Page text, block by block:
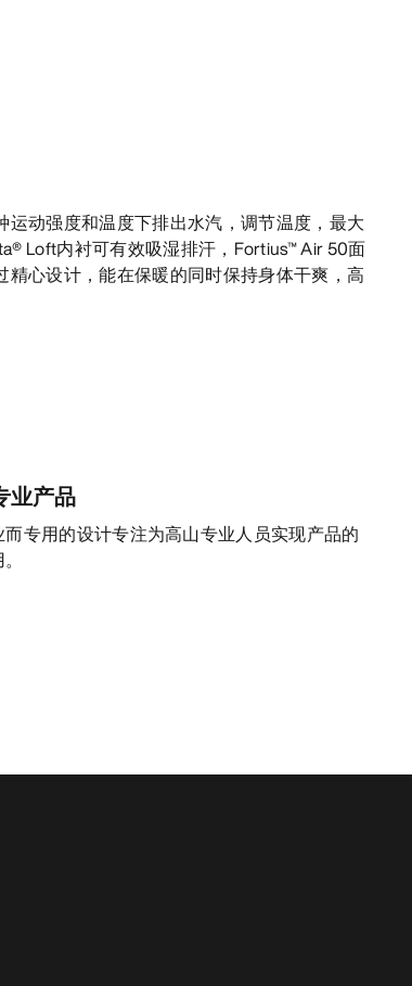
动强度和温度下排出水汽，调节温度，最大
Loft内衬可有效吸湿排汗，Fortius™ Air 50面
心设计，能在保暖的同时保持身体干爽，高
业产品
专用的设计专注为高山专业人员实现产品的